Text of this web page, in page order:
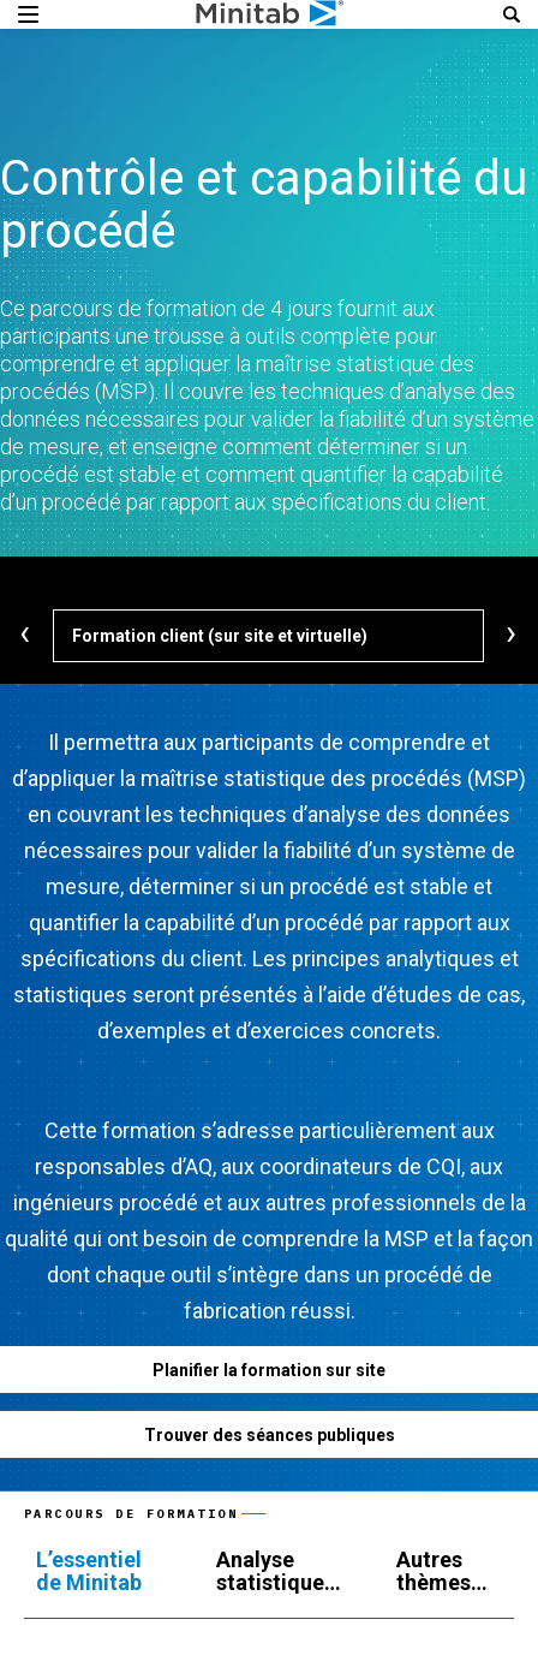
Contrôle et capabilité du
procédé
Ce parcours de formation de 4 jours fournit aux
participants une trousse à outils complète pour
comprendre et appliquer la maîtrise statistique des
procédés (MSP). Il couvre les techniques d’analyse des
données nécessaires pour valider la fiabilité d’un système
de mesure, et enseigne comment déterminer si un
procédé est stable et comment quantifier la capabilité
d’un procédé par rapport aux spécifications du client.
Formation client (sur site et virtuelle)
‹ ›
Il permettra aux participants de comprendre et
d’appliquer la maîtrise statistique des procédés (MSP)
en couvrant les techniques d’analyse des données
nécessaires pour valider la fiabilité d’un système de
mesure, déterminer si un procédé est stable et
quantifier la capabilité d’un procédé par rapport aux
spécifications du client. Les principes analytiques et
statistiques seront présentés à l’aide d’études de cas,
d’exemples et d’exercices concrets.
Cette formation s’adresse particulièrement aux
responsables d’AQ, aux coordinateurs de CQI, aux
ingénieurs procédé et aux autres professionnels de la
qualité qui ont besoin de comprendre la MSP et la façon
dont chaque outil s’intègre dans un procédé de
fabrication réussi.
Planifier la formation sur site
Trouver des séances publiques
PARCOURS DE FORMATION
L’essentiel
de Minitab
Analyse
statistique
Autres
thèmes